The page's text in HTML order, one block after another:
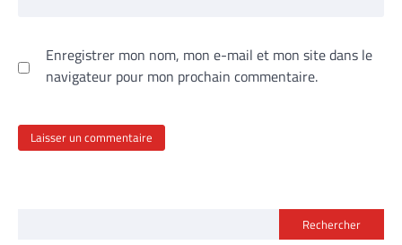
Enregistrer mon nom, mon e-mail et mon site dans le
navigateur pour mon prochain commentaire.
Rechercher